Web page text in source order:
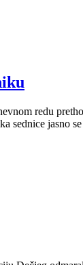
redu
sednice